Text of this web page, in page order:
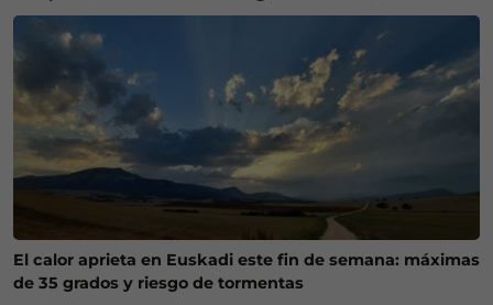
El calor aprieta en Euskadi este fin de semana: máximas
de 35 grados y riesgo de tormentas